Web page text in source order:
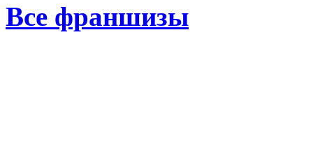
Все франшизы